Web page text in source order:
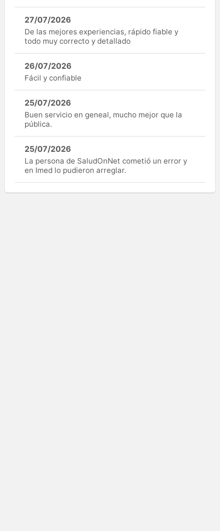
27/07/2026
De las mejores experiencias, rápido fiable y
todo muy correcto y detallado
26/07/2026
Fácil y confiable
25/07/2026
Buen servicio en geneal, mucho mejor que la
pública.
25/07/2026
La persona de SaludOnNet cometió un error y
en Imed lo pudieron arreglar.